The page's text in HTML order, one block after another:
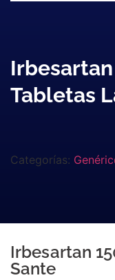
Irbesartan
Tabletas
Categorías:
Irbesartan
Sante